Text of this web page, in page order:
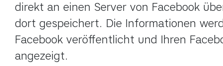
direkt an einen Server von Facebook
dort gespeichert. Die Informationen
Facebook veröffentlicht und Ihren
angezeigt.